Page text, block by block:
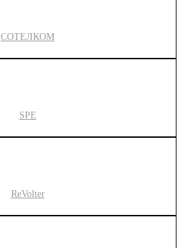
СОТЕЛКОМ
SPE
ReVolter